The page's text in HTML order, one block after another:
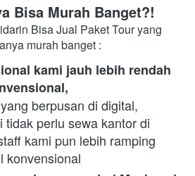
Bisa Murah Banget?!
Bisa Jual Paket Tour yang
murah banget :
kami jauh lebih rendah
berpusan di digital,
tidak perlu sewa kantor di
kami pun lebih ramping
konvensional